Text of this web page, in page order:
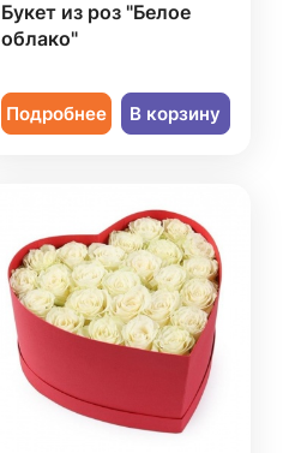
Букет из роз "Белое
облако"
Подробнее В корзину